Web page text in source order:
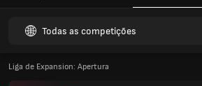
Todas as competições
Liga de Expansion: Apertura